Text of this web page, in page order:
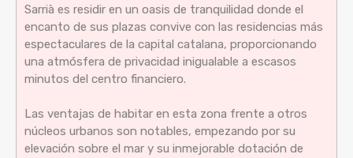
Sarrià es residir en un oasis de tranquilidad donde el
encanto de sus plazas convive con las residencias más
espectaculares de la capital catalana, proporcionando
una atmósfera de privacidad inigualable a escasos
minutos del centro financiero.
Las ventajas de habitar en esta zona frente a otros
núcleos urbanos son notables, empezando por su
elevación sobre el mar y su inmejorable dotación de